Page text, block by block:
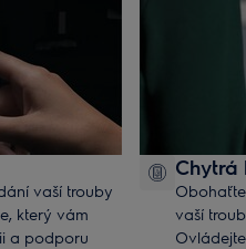
vaší trouby
který vám
a podporu
Chytrá
vaší